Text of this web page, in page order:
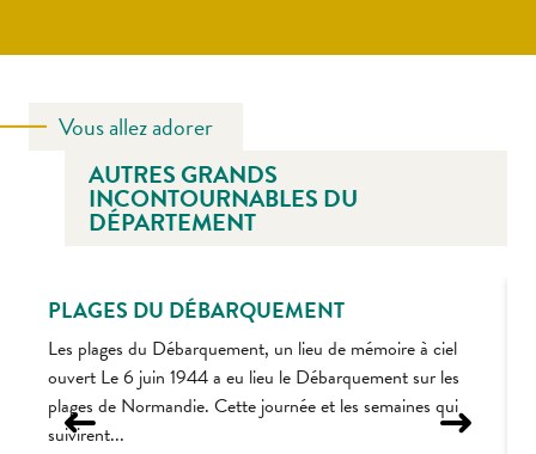
Vous allez adorer
AUTRES GRANDS
INCONTOURNABLES DU
DÉPARTEMENT
PLAGES DU DÉBARQUEMENT
Les plages du Débarquement, un lieu de mémoire à ciel
ouvert Le 6 juin 1944 a eu lieu le Débarquement sur les
plages de Normandie. Cette journée et les semaines qui
suivirent...